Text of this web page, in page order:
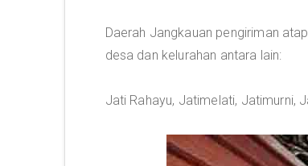
Daerah Jangkauan pengiriman
desa dan kelurahan antara lain:
Jati Rahayu, Jatimelati, Jatimurni,